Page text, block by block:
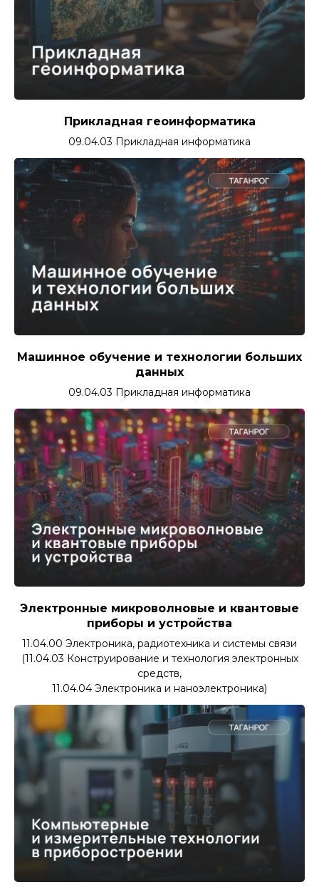
Прикладная геоинформатика
09.04.03 Прикладная информатика
Машинное обучение и технологии больших
данных
09.04.03 Прикладная информатика
Электронные микроволновые и квантовые
приборы и устройства
11.04.00 Электроника, радиотехника и системы связи
(11.04.03 Конструирование и технология электронных
средств,
11.04.04 Электроника и наноэлектроника)